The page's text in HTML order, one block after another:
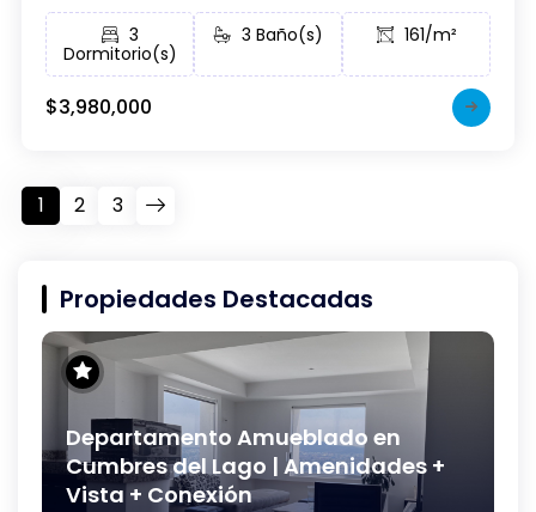
3
Dormitorio(s)
3 Baño(s) 161/m²
$3,980,000
1 2 3
Propiedades Destacadas
Departamento Amueblado en
Cumbres del Lago | Amenidades +
Vista + Conexión